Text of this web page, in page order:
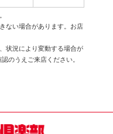
ない場合があります。お店
状況により変動する場合が
のうえご来店ください。